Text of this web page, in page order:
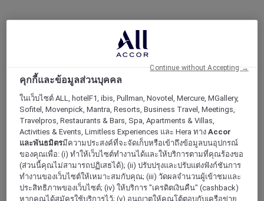
คุกกี้และข้อมูลส่วนบุคคล
ในเว็บไซต์ ALL, hotelF1, ibis, Pullman, Novotel, Mercure, MGallery,
Sofitel, Movenpick, Mantra, Resorts, Business Travel, Meetings,
Travelpros, Restaurants & Bars, Spa, Apartments & Villas,
Activities & Events, Limitless Experiences และ Hera ทางAccor
และพันธมิตรมีความประสงค์ที่จะจัดเก็บหรือเข้าถึงข้อมูลบนอุปกรณ์
ของคุณเพื่อ: (i) ทำให้เว็บไซต์ทำงานได้และให้บริการตามที่คุณร้องขอ
(ส่วนนี้คุณไม่สามารถปฏิเสธได้); (ii) ปรับปรุงและปรับแต่งฟังก์ชันการ
ทำงานของเว็บไซต์ให้เหมาะสมกับคุณ; (iii) วัดผลจำนวนผู้เข้าชมและ
ประสิทธิภาพของเว็บไซต์; (iv) ให้บริการ "เครดิตเงินคืน" (cashback)
หากคุณได้สมัครใช้บริการไว้; (v) อนุญาตให้คุณโต้ตอบกับเครือข่าย
Continue without Accepting →